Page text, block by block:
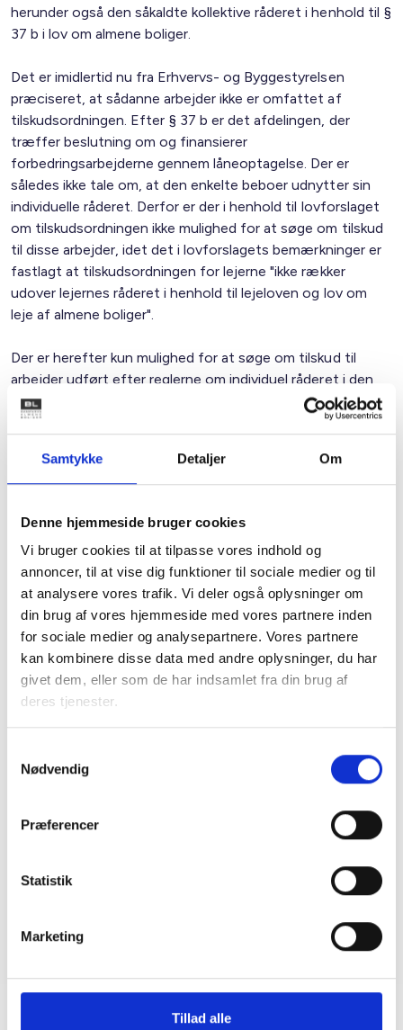
Samtykke Detaljer Om
Denne hjemmeside bruger cookies
Vi bruger cookies til at tilpasse vores indhold og
annoncer, til at vise dig funktioner til sociale medier og til
at analysere vores trafik. Vi deler også oplysninger om
din brug af vores hjemmeside med vores partnere inden
for sociale medier og analysepartnere. Vores partnere
kan kombinere disse data med andre oplysninger, du har
givet dem, eller som de har indsamlet fra din brug af
deres tjenester.
Nødvendig
Præferencer
Statistik
Marketing
Tillad alle
herunder også den såkaldte kollektive råderet i henhold til §
37 b i lov om almene boliger.
Det er imidlertid nu fra Erhvervs- og Byggestyrelsen
præciseret, at sådanne arbejder ikke er omfattet af
tilskudsordningen. Efter § 37 b er det afdelingen, der
træffer beslutning om og finansierer
forbedringsarbejderne gennem låneoptagelse. Der er
således ikke tale om, at den enkelte beboer udnytter sin
individuelle råderet. Derfor er der i henhold til lovforslaget
om tilskudsordningen ikke mulighed for at søge om tilskud
til disse arbejder, idet det i lovforslagets bemærkninger er
fastlagt at tilskudsordningen for lejerne "ikke rækker
udover lejernes råderet i henhold til lejeloven og lov om
leje af almene boliger".
Der er herefter kun mulighed for at søge om tilskud til
arbejder udført efter reglerne om individuel råderet i den
almene lejelov.
Gert Nielsen / Preben Mathiesen
Relateret indhold Viden
BL INFORMERER
Nye krav om fjernaflæste målere – alle
ejendomme skal være klar senest 1. januar
2027
08. juni 2026
Ansvar for nødforsyning i plejeboliger ved
forsyningssvigt